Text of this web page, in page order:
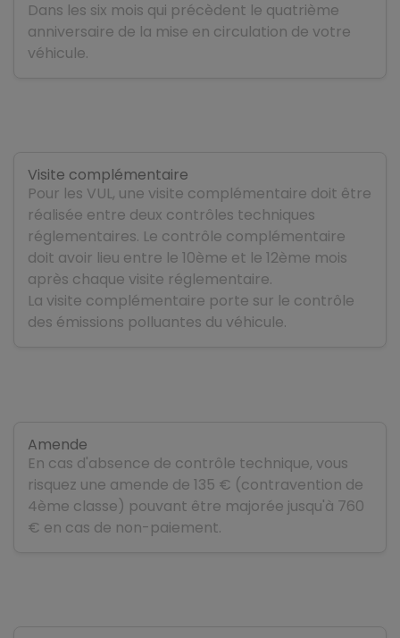
Dans les six mois qui précèdent le quatrième
anniversaire de la mise en circulation de votre
véhicule.
Visite complémentaire
Pour les VUL, une visite complémentaire doit être
réalisée entre deux contrôles techniques
réglementaires. Le contrôle complémentaire
doit avoir lieu entre le 10ème et le 12ème mois
après chaque visite réglementaire.
La visite complémentaire porte sur le contrôle
des émissions polluantes du véhicule.
Amende
En cas d'absence de contrôle technique, vous
risquez une amende de 135 € (contravention de
4ème classe) pouvant être majorée jusqu'à 760
€ en cas de non-paiement.